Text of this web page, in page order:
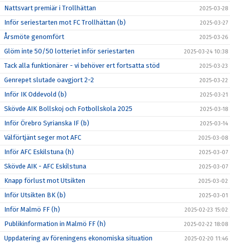
Nattsvart premiär i Trollhättan 2025-03-28
Inför seriestarten mot FC Trollhättan (b) 2025-03-27
Årsmöte genomfört 2025-03-26
Glöm inte 50/50 lotteriet inför seriestarten 2025-03-24 10:38
Tack alla funktionärer - vi behöver ert fortsatta stöd 2025-03-23
Genrepet slutade oavgjort 2-2 2025-03-22
Inför IK Oddevold (b) 2025-03-21
Skövde AIK Bollskoj och Fotbollskola 2025 2025-03-18
Inför Örebro Syrianska IF (b) 2025-03-14
Välförtjänt seger mot AFC 2025-03-08
Inför AFC Eskilstuna (h) 2025-03-07
Skövde AIK - AFC Eskilstuna 2025-03-07
Knapp förlust mot Utsikten 2025-03-02
Inför Utsikten BK (b) 2025-03-01
Inför Malmö FF (h) 2025-02-23 15:02
Publikinformation in Malmö FF (h) 2025-02-22 18:08
Uppdatering av föreningens ekonomiska situation 2025-02-20 11:46